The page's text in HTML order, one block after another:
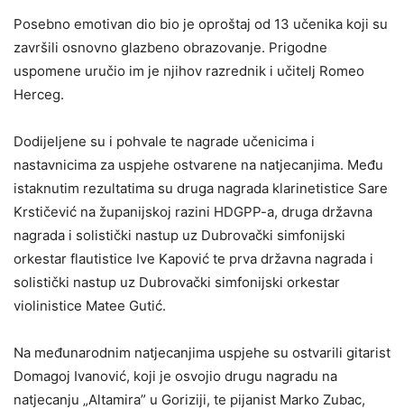
Posebno emotivan dio bio je oproštaj od 13 učenika koji su
završili osnovno glazbeno obrazovanje. Prigodne
uspomene uručio im je njihov razrednik i učitelj Romeo
Herceg.
Dodijeljene su i pohvale te nagrade učenicima i
nastavnicima za uspjehe ostvarene na natjecanjima. Među
istaknutim rezultatima su druga nagrada klarinetistice Sare
Krstičević na županijskoj razini HDGPP-a, druga državna
nagrada i solistički nastup uz Dubrovački simfonijski
orkestar flautistice Ive Kapović te prva državna nagrada i
solistički nastup uz Dubrovački simfonijski orkestar
violinistice Matee Gutić.
Na međunarodnim natjecanjima uspjehe su ostvarili gitarist
Domagoj Ivanović, koji je osvojio drugu nagradu na
natjecanju „Altamira” u Goriziji, te pijanist Marko Zubac,